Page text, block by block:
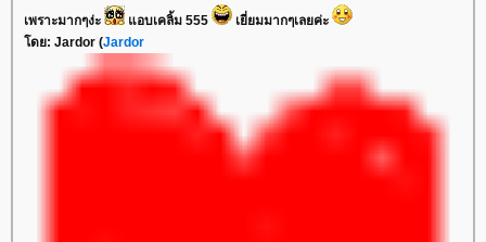
เพราะมากๆง่ะ แอบเคลิ้ม 555
เยี่ยมมากๆเลยค่ะ
โดย: Jardor (Jardor